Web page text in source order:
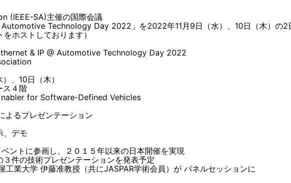
(IEEE-SA)主催の国際会議
Automotive Technology Day 2022」を2022年11月9日（水）、10日（木）の2
ホストしております）
& IP @ Automotive Technology Day 2022
、10日（木）
ス４階
for Software-Defined Vehicles
よるプレゼンテーション
、デモ
ベントに参画し、２０１５年以来の日本開催を実現
３件の技術プレゼンテーションを発表予定
工業大学 伊藤准教授（共にJASPAR学術会員）が パネルセッションに